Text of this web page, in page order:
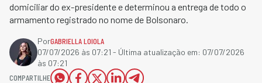
domiciliar do ex-presidente e determinou a entrega de todo o
armamento registrado no nome de Bolsonaro.
PorGABRIELLA LOIOLA
07/07/2026 às 07:21 - Última atualização em: 07/07/2026
às 07:21
COMPARTILHE